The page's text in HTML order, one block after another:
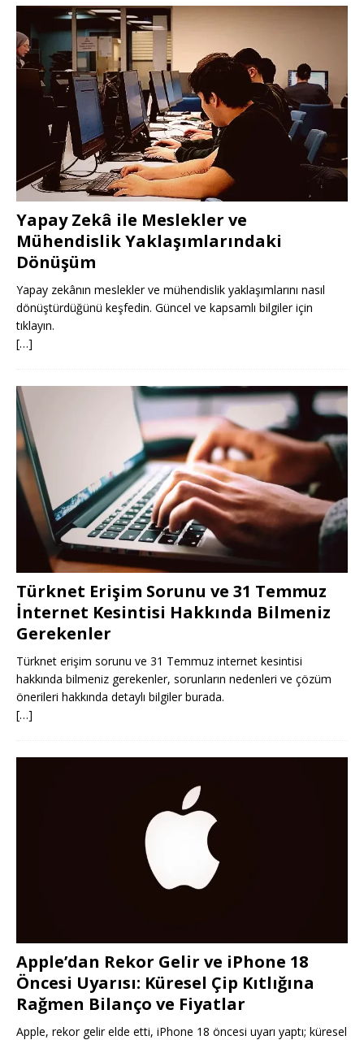
Yapay Zekâ ile Meslekler ve
Mühendislik Yaklaşımlarındaki
Dönüşüm
Yapay zekânın meslekler ve mühendislik yaklaşımlarını nasıl
dönüştürdüğünü keşfedin. Güncel ve kapsamlı bilgiler için
tıklayın.
[…]
Türknet Erişim Sorunu ve 31 Temmuz
İnternet Kesintisi Hakkında Bilmeniz
Gerekenler
Türknet erişim sorunu ve 31 Temmuz internet kesintisi
hakkında bilmeniz gerekenler, sorunların nedenleri ve çözüm
önerileri hakkında detaylı bilgiler burada.
[…]
Apple’dan Rekor Gelir ve iPhone 18
Öncesi Uyarısı: Küresel Çip Kıtlığına
Rağmen Bilanço ve Fiyatlar
Apple, rekor gelir elde etti, iPhone 18 öncesi uyarı yaptı; küresel